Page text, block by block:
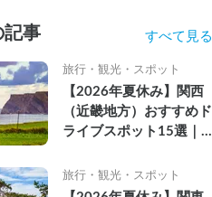
記事 すべて見る
旅行・観光・スポット
【2026年夏休み】関西
（近畿地方）おすすめド
ライブスポット15選｜
名所を紹介
旅行・観光・スポット